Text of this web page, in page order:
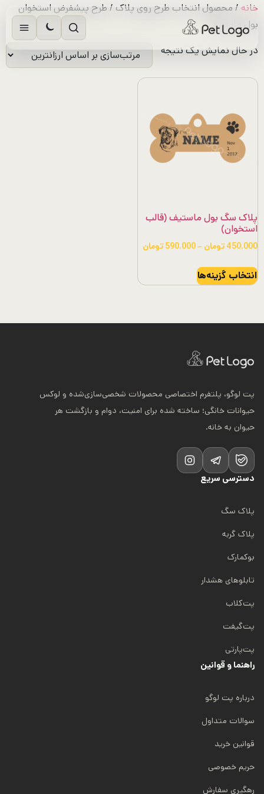
پرش
به
خانه / محصول انتخاب طرح روی پلاک / طرح پیشفرض استخوان
بول ماستیف
در حال نمایش یک نتیجه
پلاک سگ بول ماستیف (قالب
استخوان)
450.000 تومان –
590.000 تومان
تا
انتخاب گزینه‌هامحصول
می
باشد.
ها
ممکن
در
صفحه
پت لوگو، پلتفرم اختصاصی محصولات شخصی‌سازی‌شده و لوکس
حیوانات خانگی؛ ساخته شده برای امنیت، دوام و بازگشت هر
حیوان به خانه.
دسترسی سریع
پلاک سگ
پلاک گربه
بوکمارک
تابلوهای هشدار
پت‌کلاب
پت‌گیفت
پت‌پارتی
راهنما و قوانین
درباره پت لوگو
سوالات متداول
قوانین خرید
حریم خصوصی
رهگیری سفارش